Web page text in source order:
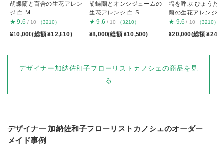
胡蝶蘭と百合の生花アレン
ジ 白 M
★ 9.6 / 10 （3210）
¥10,000(総額 ¥12,810)
胡蝶蘭とオンシジュームの
生花アレンジ 白 S
★ 9.6 / 10 （3210）
¥8,000(総額 ¥10,500)
福を呼ぶ ひょう
蘭の生花アレン
★ 9.6 / 10 （3210
¥20,000(総額
デザイナー加納佐和子フローリストカノシェの商品を見
る
デザイナー 加納佐和子フローリストカノシェのオーダー
メイド事例